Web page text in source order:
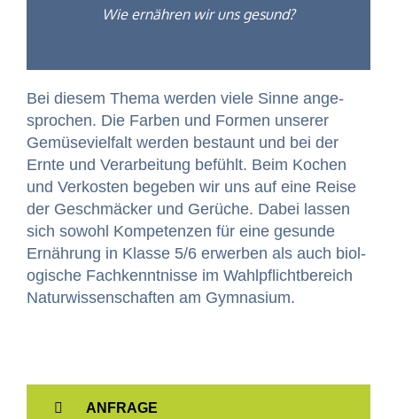
Wie ernähren wir uns gesund?
Bei diesem The­ma wer­den viele Sinne ange­
sprochen. Die Far­ben und For­men unser­er
Gemü­se­vielfalt wer­den bestaunt und bei der
Ernte und Ver­ar­beitung befühlt. Beim Kochen
und Verkosten begeben wir uns auf eine Reise
der Geschmäck­er und Gerüche. Dabei lassen
sich sowohl Kom­pe­ten­zen für eine gesunde
Ernährung in Klasse 5/6 erwer­ben als auch biol­
o­gis­che Fachken­nt­nisse im Wahlpflicht­bere­ich
Natur­wis­senschaften am Gymnasium.
ANFRAGE